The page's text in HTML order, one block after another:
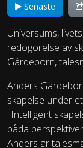
Senaste
Universums,
redogörelse av
Gärdeborn,
Anders
skapelse under
"Intelligent
båda
Anders är